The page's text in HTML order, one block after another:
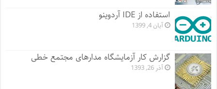
استفاده از IDE آردوینو
آبان 4, 1399
گزارش کار آزمایشگاه مدارهای مجتمع خطی
آذر 26, 1393